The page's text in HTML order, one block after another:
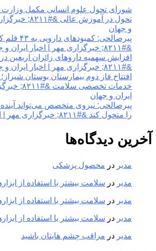
شورای تحول علوم انسانی مکمل وزارت
تحول در آموزش
و جهان
پیرصالحی:
&#۸۲۱۱; خبرگزاری مهر | اخبار ایران و جهان
افزایش سهمیه داروهای زائران اربعین
&#۸۲۱۱; خبرگزاری مهر | اخبار ایران و جهان
افتتاح فاز دوم بیمارستان بوستان
خدمات تخصصی
ایران و جهان
پیرصالحی: نیروی متخصص می‌تواند
را متحول کند &#۸۲۱۱; خبرگزاری مهر | اخبار ایران و جهان
آخرین دیدگاه‌ها
مدیر در محصول پزشکی
مدیر در سلامت بیشتر با استفاده از
مدیر در سلامت بیشتر با استفاده از
مدیر در سلامت بیشتر با استفاده از
مدیر در مراقب چشم هایتان باشید